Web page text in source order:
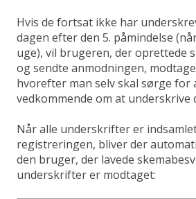
Hvis de fortsat ikke har
dagen efter den 5. påmindelse
uge), vil brugeren, der oprettede
og sendte anmodningen,
hvorefter man selv skal sørge for
vedkommende om at underskrive
Når alle underskrifter er
registreringen, bliver der
den bruger, der lavede
underskrifter er modtaget: